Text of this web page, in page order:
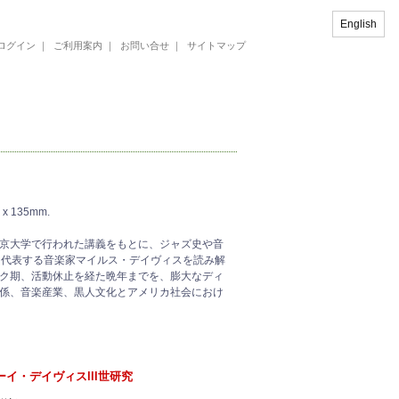
グイン ｜ ご利用案内 ｜ お問い合せ ｜ サイトマップ
135mm.
大学で行われた講義をもとに、ジャズ史や音
表する音楽家マイルス・デイヴィスを読み解
期、活動休止を経た晩年までを、膨大なディ
、音楽産業、黒人文化とアメリカ社会におけ
・デイヴィスlll世研究
English